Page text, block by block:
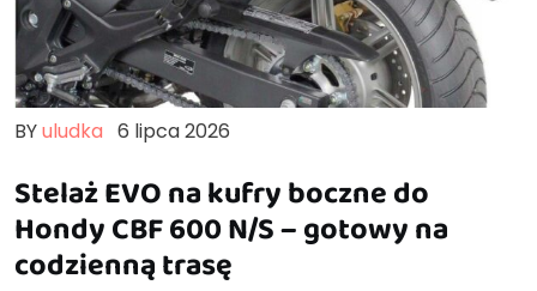
BYuludka 6 lipca 2026
Stelaż EVO na kufry boczne do
Hondy CBF 600 N/S – gotowy na
codzienną trasę